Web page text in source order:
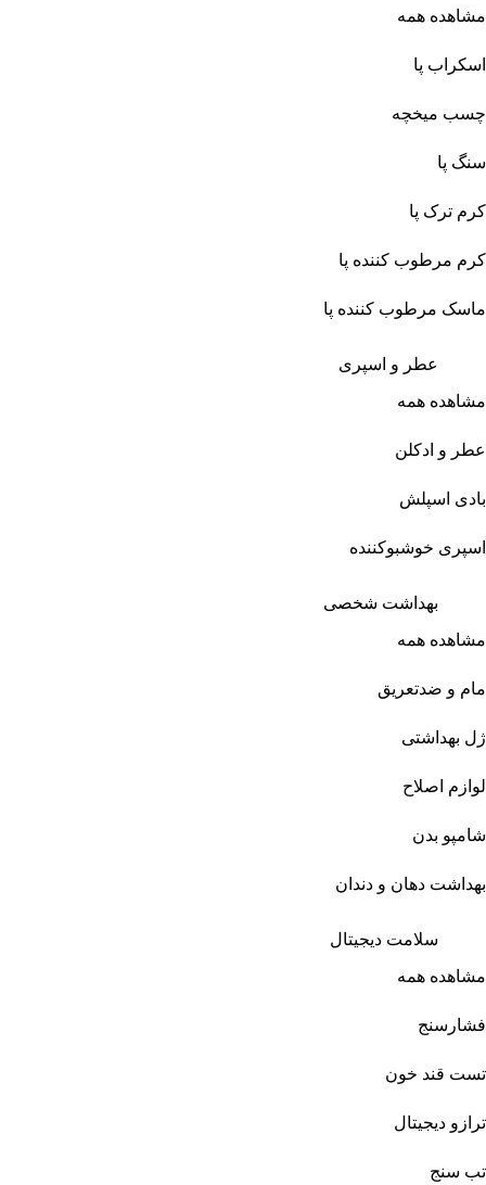
مشاهده همه
اسکراب پا
چسب میخچه
سنگ پا
کرم ترک پا
کرم مرطوب کننده پا
ماسک مرطوب کننده پا
عطر و اسپری
مشاهده همه
عطر و ادکلن
بادی اسپلش
اسپری خوشبوکننده
بهداشت شخصی
مشاهده همه
مام و ضدتعریق
ژل بهداشتی
لوازم اصلاح
شامپو بدن
بهداشت دهان و دندان
سلامت دیجیتال
مشاهده همه
فشارسنج
تست قند خون
ترازو دیجیتال
تب سنج